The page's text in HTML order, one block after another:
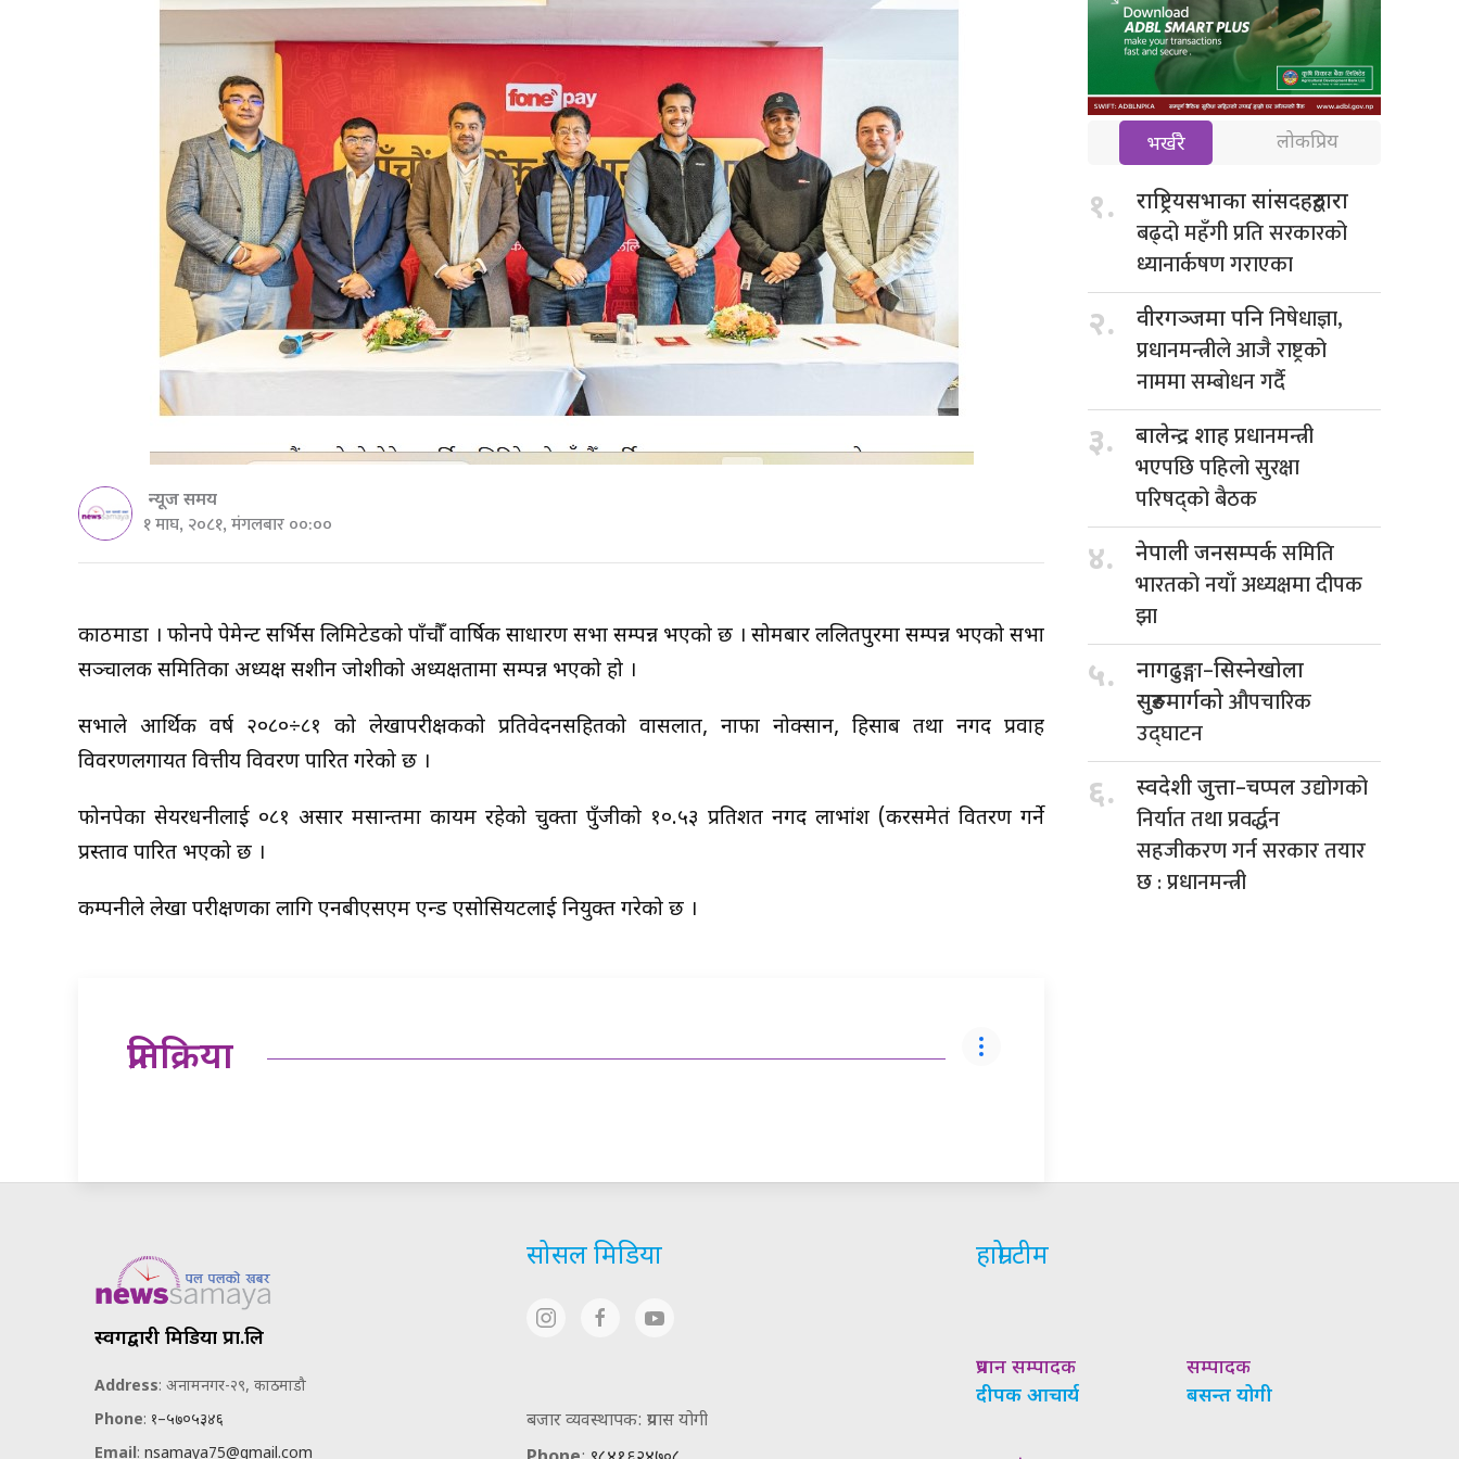
न्यूज समय
१ माघ, २०८१, मंगलबार ००:००
काठमाडौं । फोनपे पेमेन्ट सर्भिस लिमिटेडको पाँचौँ वार्षिक साधारण सभा सम्पन्न भएको छ । सोमबार ललितपुरमा सम्पन्न भएको सभा
सञ्चालक समितिका अध्यक्ष सशीन जोशीको अध्यक्षतामा सम्पन्न भएको हो ।
सभाले आर्थिक वर्ष २०८०÷८१ को लेखापरीक्षकको प्रतिवेदनसहितको वासलात, नाफा नोक्सान, हिसाब तथा नगद प्रवाह
विवरणलगायत वित्तीय विवरण पारित गरेको छ ।
फोनपेका सेयरधनीलाई ०८१ असार मसान्तमा कायम रहेको चुक्ता पुँजीको १०.५३ प्रतिशत नगद लाभांश (करसमेतं वितरण गर्ने
प्रस्ताव पारित भएको छ ।
कम्पनीले लेखा परीक्षणका लागि एनबीएसएम एन्ड एसोसियटलाई नियुक्त गरेको छ ।
प्रतिक्रिया
भर्खरै लोकप्रिय
१. राष्ट्रियसभाका सांसदहरुद्वारा
बढ्दो महँगी प्रति सरकारको
ध्यानार्कषण गराएका
२. वीरगञ्जमा पनिनिषेधाज्ञा,
प्रधानमन्त्रीले आजै राष्ट्रको
नाममा सम्बोधन गर्दै
३. बालेन्द्र शाहप्रधानमन्त्री
भएपछि पहिलो सुरक्षा
परिषद्को बैठक
४. नेपाली जनसम्पर्कसमिति
भारतको नयाँ अध्यक्षमा दीपक
झा
५.
नागढुङ्गा–सिस्नेखोला
सुरुङमार्गकोऔपचारिक
उद्घाटन
६. स्वदेशी जुत्ता–चप्पलउद्योगको
निर्यात तथा प्रवर्द्धन
सहजीकरण गर्न सरकार तयार
छ : प्रधानमन्त्री
स्वर्गद्वारी मिडिया प्रा.लि
Address: अनामनगर-२९, काठमाडौ
Phone: १–५७०५३४६
Email: nsamaya75@gmail.com
सोसल मिडिया
बजार व्यवस्थापक: प्रयास योगी
हाम्रो टीम
प्रधान सम्पादक
दीपक आचार्य
सम्पादक
बसन्त योगी